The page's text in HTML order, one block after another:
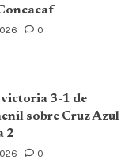
0
3-1 de
sobre Cruz Azul
2
0